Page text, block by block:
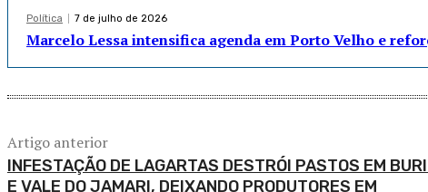
Política 7 de julho de 2026
Marcelo Lessa intensifica agenda em Porto Velho e
Artigo anterior
INFESTAÇÃO DE LAGARTAS DESTRÓI PASTOS EM
E VALE DO JAMARI, DEIXANDO PRODUTORES EM